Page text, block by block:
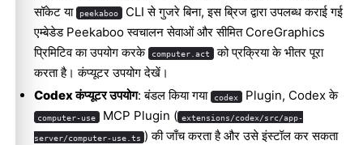
सॉकेट या
peekaboo
CLI से गुजरे बिना, इस ब्रिज द्वारा उपलब्ध कराई गई
एम्बेडेड Peekaboo स्वचालन सेवाओं और सीमित CoreGraphics
प्रिमिटिव का उपयोग करके
computer.act
को प्रक्रिया के भीतर पूरा
करता है।कंप्यूटर उपयोगदेखें।
Codex कंप्यूटर उपयोग: बंडल किया गया codex Plugin, Codex के
computer-use MCP Plugin ( extensions/codex/src/app-
server/computer-use.ts ) की जाँच करता है और उसे इंस्टॉल कर सकता